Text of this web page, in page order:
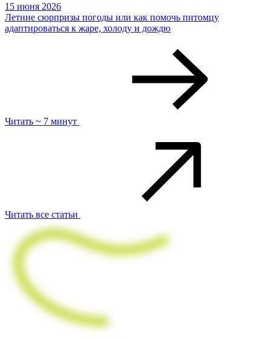
15 июня 2026
Летние сюрпризы погоды или как помочь питомцу
адаптироваться к жаре, холоду и дождю
Читать ~ 7 минут
Читать все статьи